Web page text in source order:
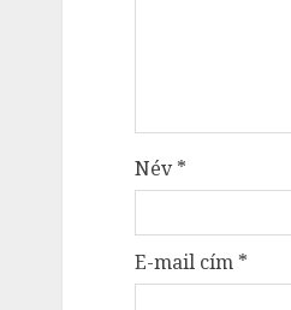
Név*
E-mail cím *